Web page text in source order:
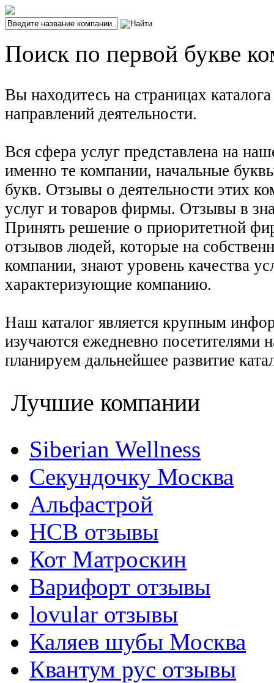
Поиск по первой букве
Вы находитесь на страницах
направлений деятельности.
Вся сфера услуг представлена на
именно те компании, начальные
букв. Отзывы о деятельности этих
услуг и товаров фирмы. Отзывы в
Принять решение о приоритетной
отзывов людей, которые на
компании, знают уровень качества
характеризующие компанию.
Наш каталог является крупным
изучаются ежедневно
планируем дальнейшее развитие
Лучшие компании
Siberian Wellness
Секундочку Москва
Альфастрой
НСВ отзывы
Кот Матроскин
Варифорт отзывы
lovular отзывы
Каляев шубы Москва
Квантум рус отзывы